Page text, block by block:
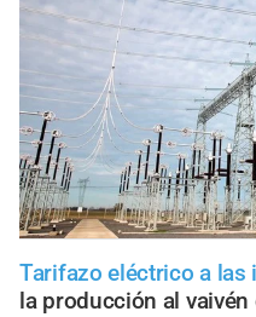
Tarifazo eléctrico a las
la producción al